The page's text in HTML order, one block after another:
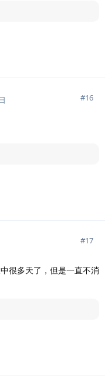
#16
#17
很多天了，但是一直不消